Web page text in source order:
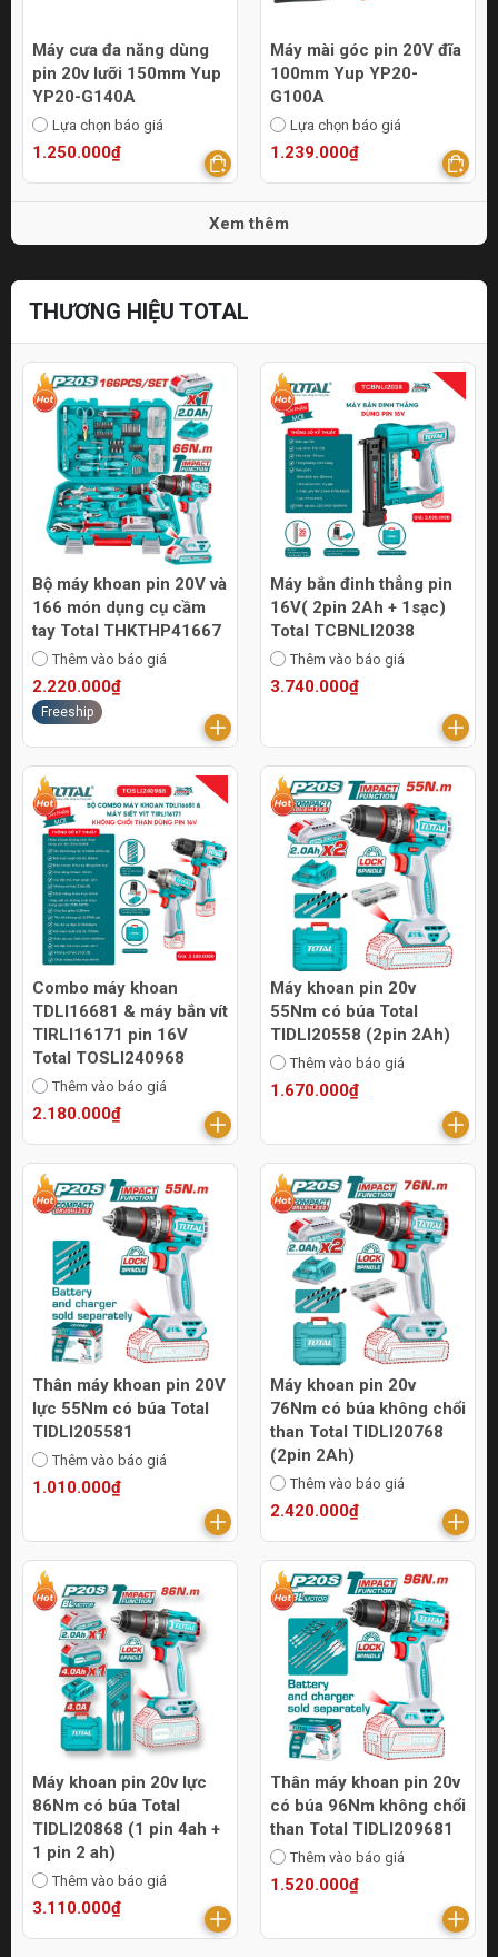
Máy cưa đa năng dùng
pin 20v lưỡi 150mm Yup
YP20-G140A
Lựa chọn báo giá
1.250.000₫
Máy mài góc pin 20V đĩa
100mm Yup YP20-
G100A
Lựa chọn báo giá
1.239.000₫
Xem thêm
THƯƠNG HIỆU TOTAL
Bộ máy khoan pin 20V và
166 món dụng cụ cầm
tay Total THKTHP41667
Thêm vào báo giá
2.220.000₫
Freeship
Máy bắn đinh thẳng pin
16V( 2pin 2Ah + 1sạc)
Total TCBNLI2038
Thêm vào báo giá
3.740.000₫
Combo máy khoan
TDLI16681 & máy bắn vít
TIRLI16171 pin 16V
Total TOSLI240968
Thêm vào báo giá
2.180.000₫
Máy khoan pin 20v
55Nm có búa Total
TIDLI20558 (2pin 2Ah)
Thêm vào báo giá
1.670.000₫
Thân máy khoan pin 20V
lực 55Nm có búa Total
TIDLI205581
Thêm vào báo giá
1.010.000₫
Máy khoan pin 20v
76Nm có búa không chổi
than Total TIDLI20768
(2pin 2Ah)
Thêm vào báo giá
2.420.000₫
Máy khoan pin 20v lực
86Nm có búa Total
TIDLI20868 (1 pin 4ah +
1 pin 2 ah)
Thêm vào báo giá
3.110.000₫
Thân máy khoan pin 20v
có búa 96Nm không chổi
than Total TIDLI209681
Thêm vào báo giá
1.520.000₫